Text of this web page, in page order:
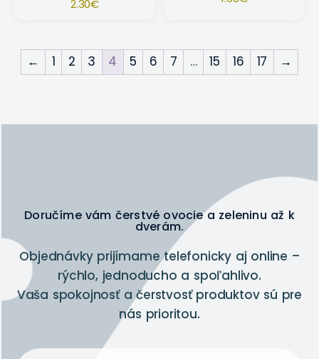
2.30€
← 1 2 3 4 5 6 7 … 15 16 17 →
Doručíme vám čerstvé ovocie a zeleninu až k
dverám.
Objednávky prijímame telefonicky aj online –
rýchlo, jednoducho a spoľahlivo.
Vaša spokojnosť a čerstvosť produktov sú pre
nás prioritou.